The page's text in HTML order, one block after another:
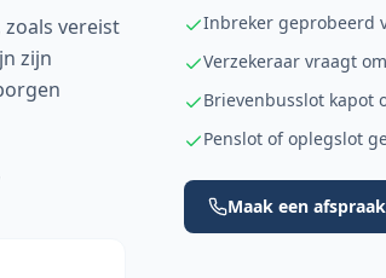
zoals vereist
zijn
Inbreker geprobeerd
Verzekeraar vraagt
Brievenbusslot kapot
Penslot of oplegslot
Maak een afspraak